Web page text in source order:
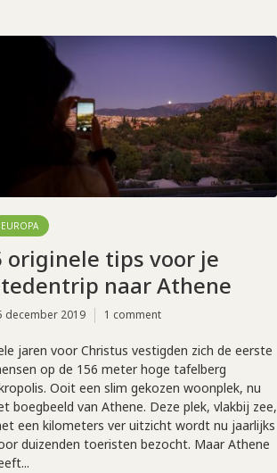
EUROPA
originele tips voor je
naar Athene
december 2019 1 comment
jaren voor Christus vestigden zich de eerste
op de 156 meter hoge tafelberg
Ooit een slim gekozen woonplek, nu
boegbeeld van Athene. Deze plek, vlakbij zee,
een kilometers ver uitzicht wordt nu jaarlijks
duizenden toeristen bezocht. Maar Athene